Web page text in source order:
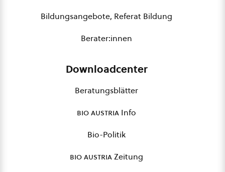
Bildungsangebote, Referat Bildung
Berater:innen
Downloadcenter
Beratungsblätter
bio austria Info
Bio-Politik
bio austriaZeitung